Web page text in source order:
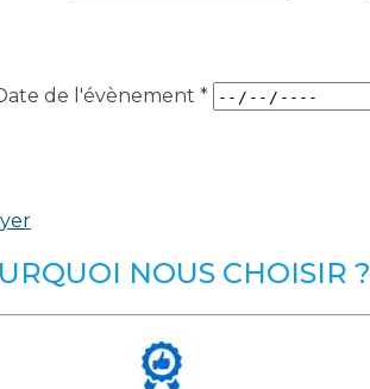
de l'évènement *
NOUS CHOISIR ?